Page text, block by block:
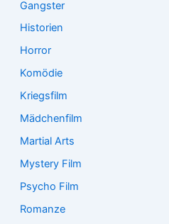
Gangster
Historien
Horror
Komödie
Kriegsfilm
Mädchenfilm
Martial Arts
Mystery Film
Psycho Film
Romanze